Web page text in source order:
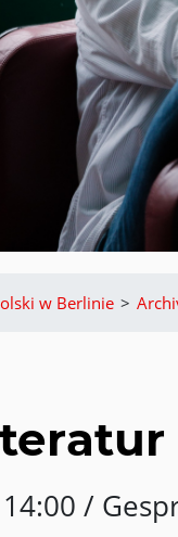
w Berlinie >
14:00 /